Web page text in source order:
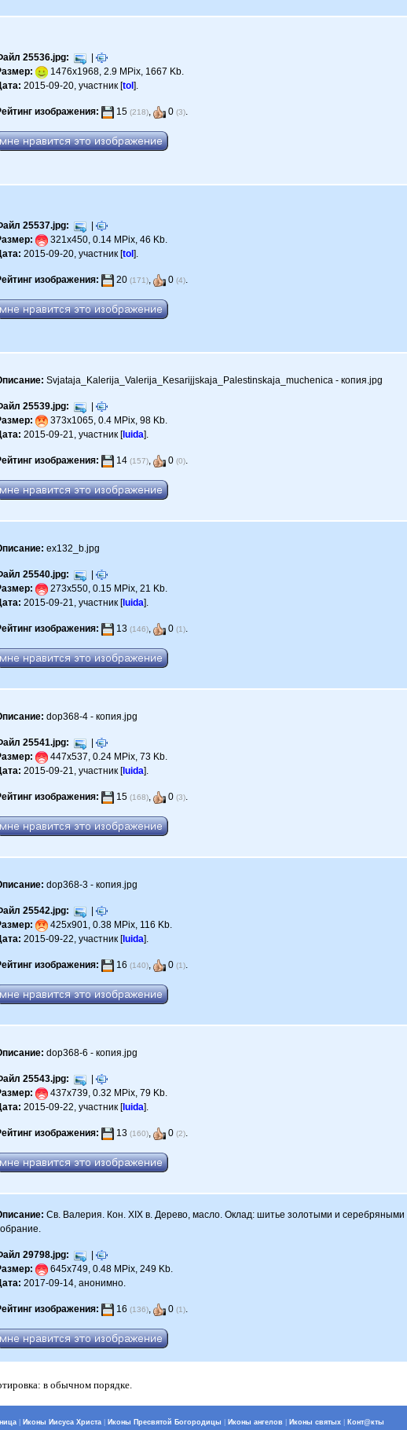
25536.jpg:
|
1476x1968, 2.9 MPix, 1667 Kb.
2015-09-20, участник [tol].
изображения: 15(218), 0(3).
25537.jpg:
|
321x450, 0.14 MPix, 46 Kb.
2015-09-20, участник [tol].
изображения: 20(171), 0(4).
Svjataja_Kalerija_Valerija_Kesarijjskaja_Palestinskaja_muchenica - копия.jpg
25539.jpg:
|
373x1065, 0.4 MPix, 98 Kb.
2015-09-21, участник [luida].
изображения: 14(157), 0(0).
ex132_b.jpg
25540.jpg:
|
273x550, 0.15 MPix, 21 Kb.
2015-09-21, участник [luida].
изображения: 13(146), 0(1).
dop368-4 - копия.jpg
25541.jpg:
|
447x537, 0.24 MPix, 73 Kb.
2015-09-21, участник [luida].
изображения: 15(168), 0(3).
dop368-3 - копия.jpg
25542.jpg:
|
425x901, 0.38 MPix, 116 Kb.
2015-09-22, участник [luida].
изображения: 16(140), 0(1).
dop368-6 - копия.jpg
25543.jpg:
|
437x739, 0.32 MPix, 79 Kb.
2015-09-22, участник [luida].
изображения: 13(160), 0(2).
Св. Валерия. Кон. XIX в. Дерево, масло. Оклад: шитье золотыми и
29798.jpg:
|
645x749, 0.48 MPix, 249 Kb.
2017-09-14, анонимно.
изображения: 16(136), 0(1).
в обычном порядке.
Иконы Иисуса Христа Иконы Пресвятой Богородицы Иконы ангелов Иконы святых Конт@кты